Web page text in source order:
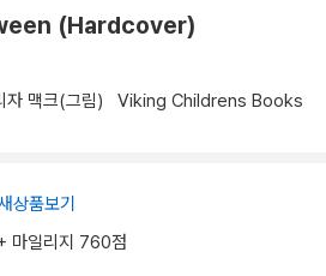
(Hardcover)
자 맥크(그림)
Viking Childrens Books
상품보기
마일리지 760점